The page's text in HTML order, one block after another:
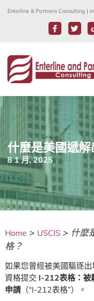
Enterline & Partners Consulting |
8 1 月, 2025
什麼是美國遞
Home > USCIS > 什麼
格？
如果您曾經被美國驅逐
資格提交 I-212表格：被
申請 （“I-212表格”）。